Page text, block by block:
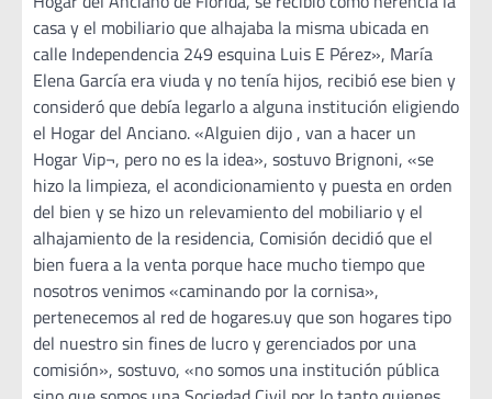
casa y el mobiliario que alhajaba la misma ubicada en
calle Independencia 249 esquina Luis E Pérez», María
Elena García era viuda y no tenía hijos, recibió ese bien y
consideró que debía legarlo a alguna institución eligiendo
el Hogar del Anciano. «Alguien dijo , van a hacer un
Hogar Vip¬, pero no es la idea», sostuvo Brignoni, «se
hizo la limpieza, el acondicionamiento y puesta en orden
del bien y se hizo un relevamiento del mobiliario y el
alhajamiento de la residencia, Comisión decidió que el
bien fuera a la venta porque hace mucho tiempo que
nosotros venimos «caminando por la cornisa»,
pertenecemos al red de hogares.uy que son hogares tipo
del nuestro sin fines de lucro y gerenciados por una
comisión», sostuvo, «no somos una institución pública